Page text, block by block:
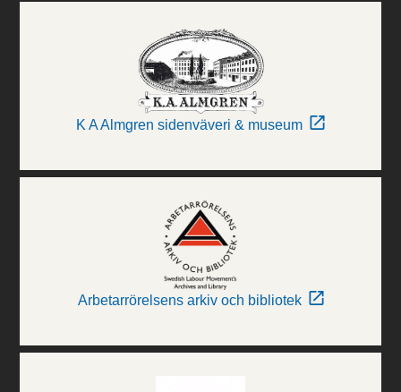
K A Almgren sidenväveri & museum
Arbetarrörelsens arkiv och bibliotek